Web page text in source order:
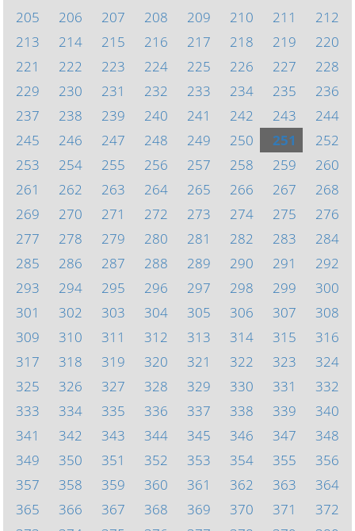
205
206 207 208 209 210 211
212
213
214 215 216 217 218 219
220
221
222 223 224 225 226 227
228
229
230 231 232 233 234 235
236
237
238 239 240 241 242 243
244
245
246 247 248 249 250 251
252
253
254 255 256 257 258 259
260
261
262 263 264 265 266 267
268
269
270 271 272 273 274 275
276
277
278 279 280 281 282 283
284
285
286 287 288 289 290 291
292
293
294 295 296 297 298 299
300
301
302 303 304 305 306 307
308
309
310 311 312 313 314 315
316
317
318 319 320 321 322 323
324
325
326 327 328 329 330 331
332
333
334 335 336 337 338 339
340
341
342 343 344 345 346 347
348
349
350 351 352 353 354 355
356
357
358 359 360 361 362 363
364
365
366 367 368 369 370 371
372